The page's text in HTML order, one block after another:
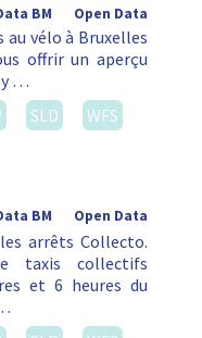
Open Data
BM
au vélo à Bruxelles
offrir un aperçu
y …
SLD
WFS
Open Data
BM
arrêts Collecto.
taxis collectifs
et 6 heures du